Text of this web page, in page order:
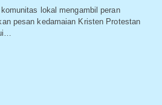
lokal mengambil peran
pesan kedamaian Kristen Protestan